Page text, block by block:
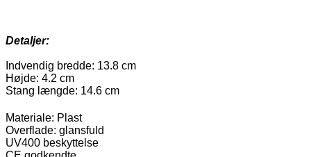
Detaljer:
Indvendig bredde: 13.8 cm
Højde: 4.2 cm
Stang længde: 14.6 cm
Materiale: Plast
Overflade: glansfuld
UV400 beskyttelse